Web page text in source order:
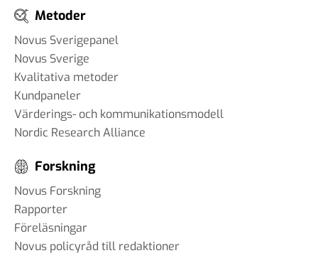
Metoder
Novus Sverigepanel
Novus Sverige
Kvalitativa metoder
Kundpaneler
Värderings- och kommunikationsmodell
Nordic Research Alliance
Forskning
Novus Forskning
Rapporter
Föreläsningar
Novus policyråd till redaktioner